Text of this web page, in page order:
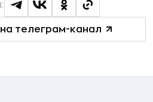
телеграм-канал